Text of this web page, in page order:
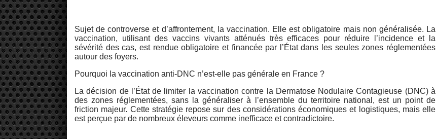
Sujet de controverse et d’affrontement, la vaccination. Elle est obligatoire mais non généralisée. La
vaccination, utilisant des vaccins vivants atténués très efficaces pour réduire l’incidence et la
sévérité des cas, est rendue obligatoire et financée par l’État dans les seules zones réglementées
autour des foyers.
Pourquoi la vaccination anti-DNC n’est-elle pas générale en France ?
La décision de l’État de limiter la vaccination contre la Dermatose Nodulaire Contagieuse (DNC) à
des zones réglementées, sans la généraliser à l’ensemble du territoire national, est un point de
friction majeur. Cette stratégie repose sur des considérations économiques et logistiques, mais elle
est perçue par de nombreux éleveurs comme inefficace et contradictoire.